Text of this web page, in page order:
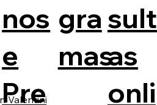
Valentini
nos
e
Pre
gra
mas
sult
as
onli